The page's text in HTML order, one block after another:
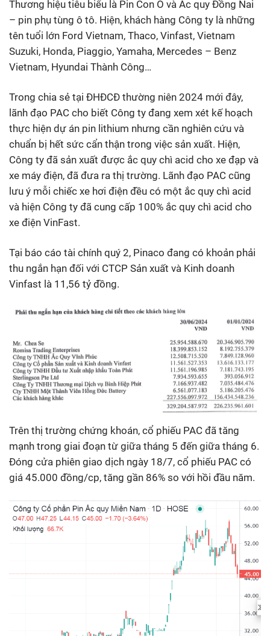
Thương hiệu tiêu biểu là Pin Con Ó và Ắc quy Đồng Nai
– pin phụ tùng ô tô. Hiện, khách hàng Công ty là những
tên tuổi lớn Ford Vietnam, Thaco, Vinfast, Vietnam
Suzuki, Honda, Piaggio, Yamaha, Mercedes – Benz
Vietnam, Hyundai Thành Công…
Trong chia sẻ tại ĐHĐCĐ thường niên 2024 mới đây,
lãnh đạo PAC cho biết Công ty đang xem xét kế hoạch
thực hiện dự án pin lithium nhưng cần nghiên cứu và
chuẩn bị hết sức cẩn thận trong việc sản xuất. Hiện,
Công ty đã sản xuất được ắc quy chì acid cho xe đạp và
xe máy điện, đã đưa ra thị trường. Lãnh đạo PAC cũng
lưu ý mỗi chiếc xe hơi điện đều có một ắc quy chì acid
và hiện Công ty đã cung cấp 100% ắc quy chì acid cho
xe điện VinFast.
Tại báo cáo tài chính quý 2, Pinaco đang có khoản phải
thu ngắn hạn đối với CTCP Sản xuất và Kinh doanh
Vinfast là 11,56 tỷ đồng.
Trên thị trường chứng khoán, cổ phiếu PAC đã tăng
mạnh trong giai đoạn từ giữa tháng 5 đến giữa tháng 6.
Đóng cửa phiên giao dịch ngày 18/7, cổ phiếu PAC có
giá 45.000 đồng/cp, tăng gần 86% so với hồi đầu năm.